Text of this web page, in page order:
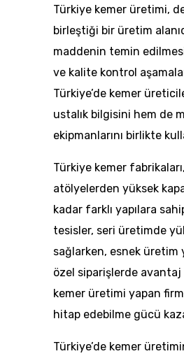
Türkiye kemer üretimi,
birleştiği bir üretim
maddenin temin
ve kalite kontrol
Türkiye’de kemer
ustalık bilgisini hem de
ekipmanlarını birlikte
Türkiye kemer
atölyelerden yüksek
kadar farklı yapılara
tesisler, seri üretimde
sağlarken, esnek üretim
özel siparişlerde avantaj
kemer üretimi yapan
hitap edebilme gücü
Türkiye’de kemer üretimi